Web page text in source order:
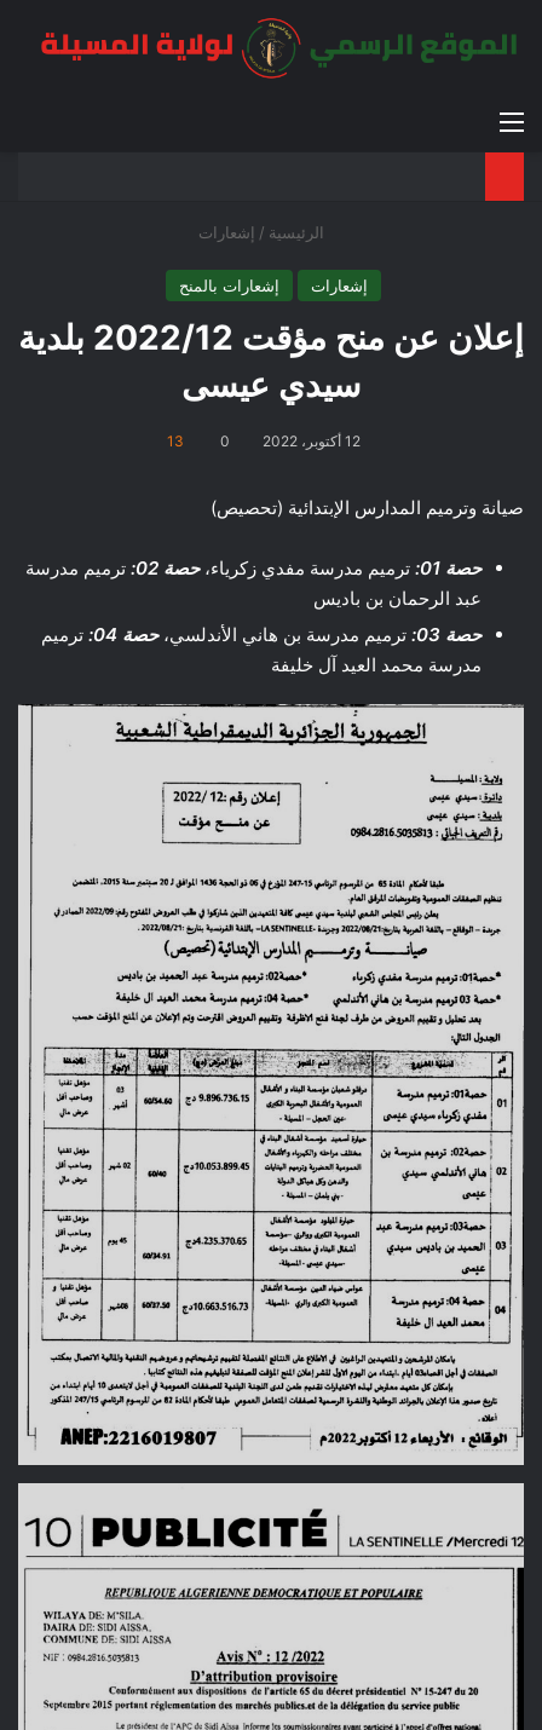
القائمة
الرئيسية / إشعارات
إشعارات إشعارات بالمنح
إعلان عن منح مؤقت 2022/12 بلدية
سيدي عيسى
12 أكتوبر، 2022 0
13
صيانة وترميم المدارس الإبتدائية (تحصيص)
حصة 01: ترميم مدرسة مفدي زكرياء،حصة 02:
ترميم مدرسة
عبد الرحمان بن باديس
حصة 03:
ترميم مدرسة بن هاني الأندلسي، حصة 04:
ترميم
مدرسة محمد العيد آل خليفة